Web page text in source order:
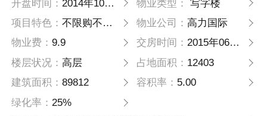
开盘时间： 2014年10月01日 物业类型：
写字楼
项目特色：不限购不限贷 物业公司： 高力国际
物业费：9.9 交房时间： 2015年06月15日
楼层状况：高层 占地面积： 12403
建筑面积：89812 容积率： 5.00
绿化率： 25%